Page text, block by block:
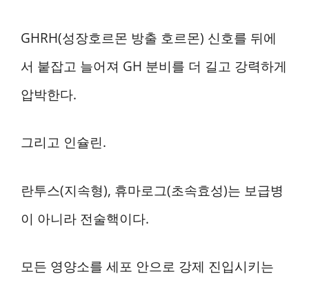
GHRH(성장호르몬 방출 호르몬) 신호를 뒤에
서 붙잡고 늘어져 GH 분비를 더 길고 강력하게
압박한다.
그리고 인슐린.
란투스(지속형), 휴마로그(초속효성)는 보급병
이 아니라 전술핵이다.
모든 영양소를 세포 안으로 강제 진입시키는